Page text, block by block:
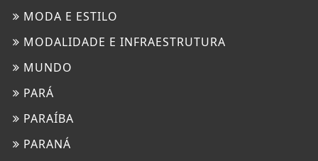
MODA E ESTILO
MODALIDADE E INFRAESTRUTURA
MUNDO
PARÁ
PARAÍBA
PARANÁ